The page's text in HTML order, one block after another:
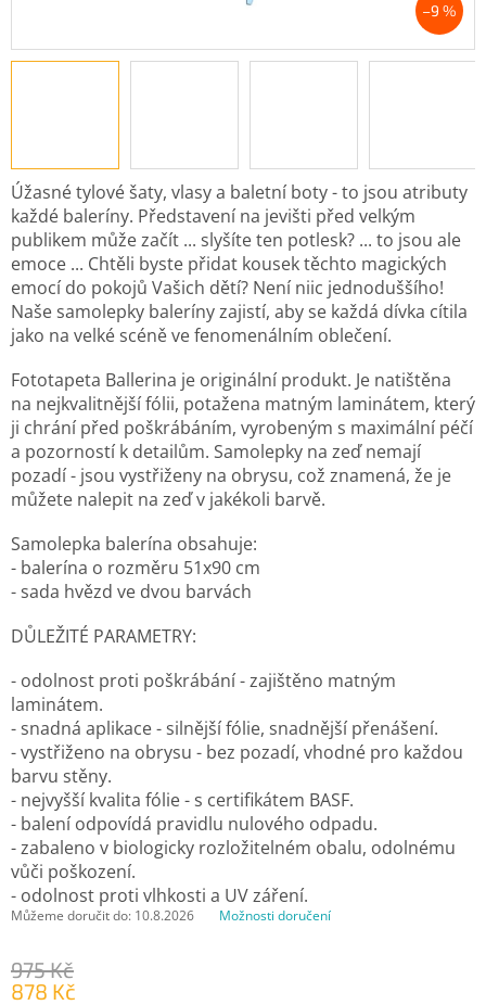
–9 %
975 Kč
878 Kč
Můžeme doručit do: 10.8.2026 Možnosti doručení
Úžasné tylové šaty, vlasy a baletní boty - to jsou atributy
každé baleríny. Představení na jevišti před velkým
publikem může začít ... slyšíte ten potlesk? ... to jsou ale
emoce ... Chtěli byste přidat kousek těchto magických
emocí do pokojů Vašich dětí? Není niic jednoduššího!
Naše samolepky baleríny zajistí, aby se každá dívka cítila
jako na velké scéně ve fenomenálním oblečení.
Fototapeta Ballerina je originální produkt. Je natištěna
na nejkvalitnější fólii, potažena matným laminátem, který
ji chrání před poškrábáním, vyrobeným s maximální péčí
a pozorností k detailům. Samolepky na zeď nemají
pozadí - jsou vystřiženy na obrysu, což znamená, že je
můžete nalepit na zeď v jakékoli barvě.
Samolepka balerína obsahuje:
- balerína o rozměru 51x90 cm
- sada hvězd ve dvou barvách
DŮLEŽITÉ PARAMETRY:
- odolnost proti poškrábání - zajištěno matným
laminátem.
- snadná aplikace - silnější fólie, snadnější přenášení.
- vystřiženo na obrysu - bez pozadí, vhodné pro každou
barvu stěny.
- nejvyšší kvalita fólie - s certifikátem BASF.
- balení odpovídá pravidlu nulového odpadu.
- zabaleno v biologicky rozložitelném obalu, odolnému
vůči poškození.
- odolnost proti vlhkosti a UV záření.